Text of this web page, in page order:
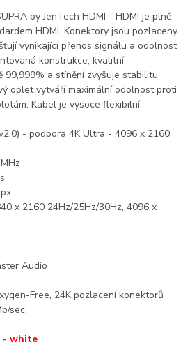
by JenTech HDMI - HDMI je plně
HDMI. Konektory jsou pozlaceny
vynikající přenos signálu a odolnost
konstrukce, kvalitní
99,999% a stínění zvyšuje stabilitu
oplet vytváří maximální odolnost proti
Kabel je vysoce flexibilní.
- podpora 4K Ultra - 4096 x 2160
x 2160 24Hz/25Hz/30Hz, 4096 x
Audio
Free, 24K pozlacení konektorů
sec.
- white